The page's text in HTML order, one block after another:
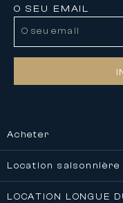
O SEU EMAIL
Acheter
Location saisonnière
LOCATION LONGUE